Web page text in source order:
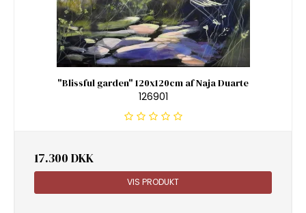
"Blissful garden" 120x120cm af Naja Duarte
126901
17.300 DKK
VIS PRODUKT